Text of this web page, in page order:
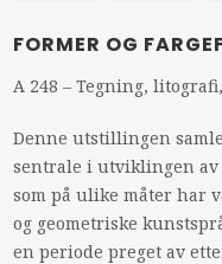
FORMER OG
A 248 – Tegning,
Denne utstillingen
sentrale i utviklingen av
som på ulike måter har
og geometriske
en periode preget av